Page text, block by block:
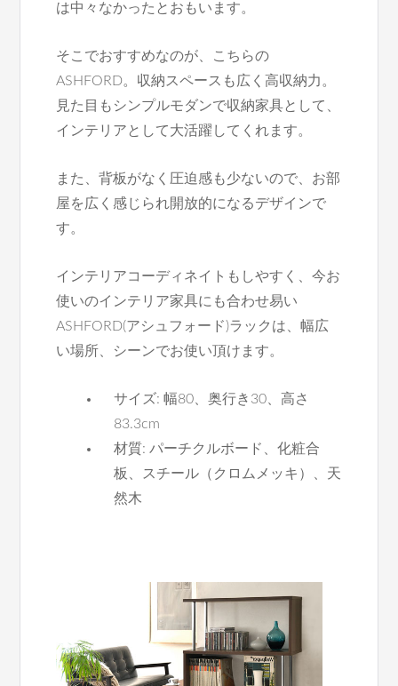
は中々なかったとおもいます。
そこでおすすめなのが、こちらの
ASHFORD。収納スペースも広く高収納力。
見た目もシンプルモダンで収納家具として、
インテリアとして大活躍してくれます。
また、背板がなく圧迫感も少ないので、お部
屋を広く感じられ開放的になるデザインで
す。
インテリアコーディネイトもしやすく、今お
使いのインテリア家具にも合わせ易い
ASHFORD(アシュフォード)ラックは、幅広
い場所、シーンでお使い頂けます。
サイズ: 幅80、奥行き30、高さ
83.3cm
材質: パーチクルボード、化粧合
板、スチール（クロムメッキ）、天
然木